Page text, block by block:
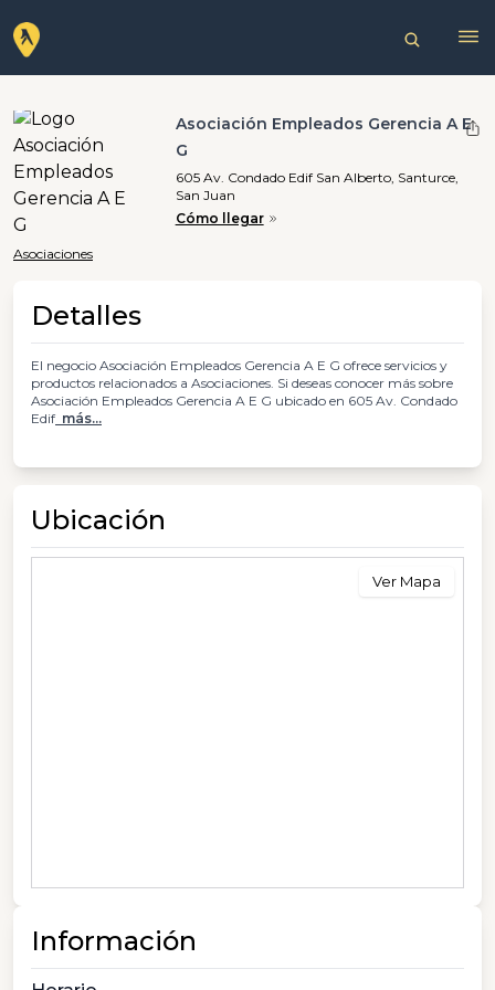
Asociación Empleados Gerencia A E
G
605 Av. Condado Edif San Alberto, Santurce,
San Juan
Cómo llegar
Asociaciones
Detalles
El negocio Asociación Empleados Gerencia A E G ofrece servicios y
productos relacionados a Asociaciones. Si deseas conocer más sobre
Asociación Empleados Gerencia A E G ubicado en 605 Av. Condado
Edif más...
Ubicación
Ver Mapa
Información